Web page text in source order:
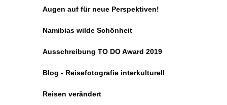
Augen auf für neue Perspektiven!
Namibias wilde Schönheit
Ausschreibung TO DO Award 2019
Blog - Reisefotografie interkulturell
Reisen verändert